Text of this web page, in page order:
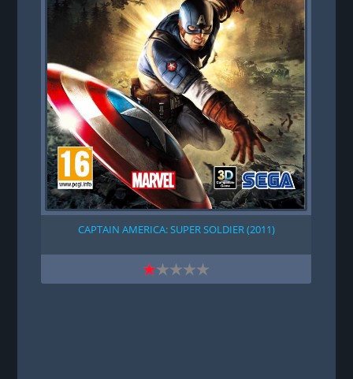
CAPTAIN AMERICA: SUPER SOLDIER (2011)